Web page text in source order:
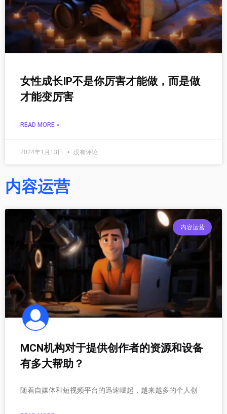
女性成长IP不是你厉害才能做，而是做
才能变厉害
READ MORE »
2024年1月13日 没有评论
内容运营
内容运营
MCN机构对于提供创作者的资源和设备
有多大帮助？
随着自媒体和短视频平台的迅速崛起，越来越多的个人创